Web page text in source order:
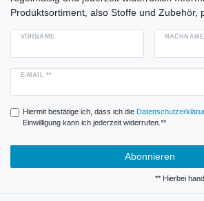
Produktsortiment, also Stoffe und Zubehör,
VORNAME NACHNAME
E-MAIL **
Hiermit bestätige ich, dass ich die
Einwilligung kann ich jederzeit widerrufen.**
Abonnieren
** Hierbei